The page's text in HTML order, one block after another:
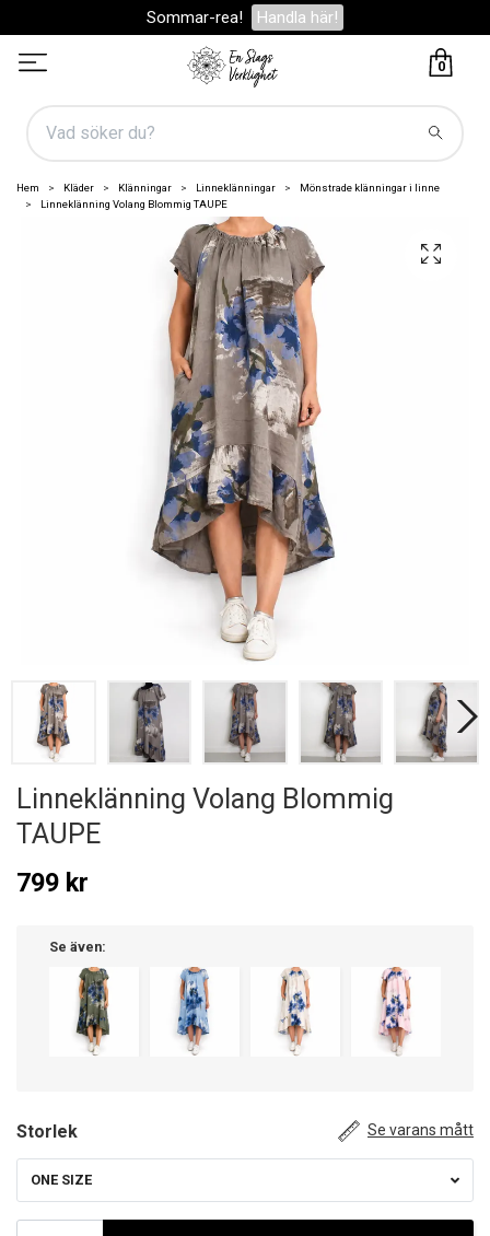
Sommar-rea! Handla här!
0
Hem Kläder Klänningar Linneklänningar
Mönstrade klänningar i linne
Linneklänning Volang Blommig TAUPE
Linneklänning Volang Blommig
TAUPE
799 kr
Se även:
Storlek Se varans mått
ONE SIZE